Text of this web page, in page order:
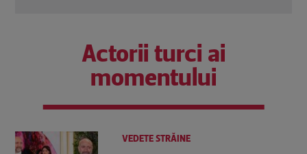
Actorii turci ai
momentului
VEDETE STRĂINE